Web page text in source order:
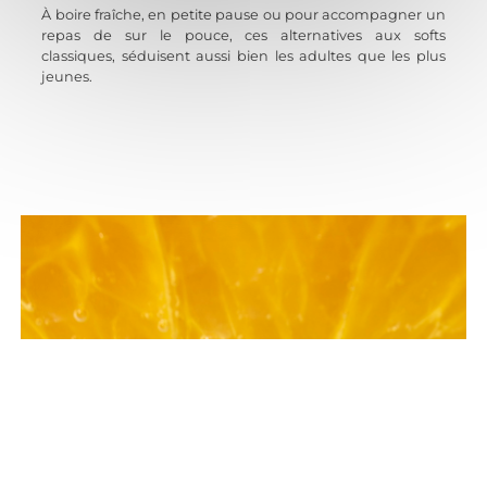
À boire fraîche, en petite pause ou pour accompagner un
repas de sur le pouce, ces alternatives aux softs
classiques, séduisent aussi bien les adultes que les plus
jeunes.